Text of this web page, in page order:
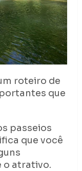
roteiro de
que
passeios
que você
o atrativo.